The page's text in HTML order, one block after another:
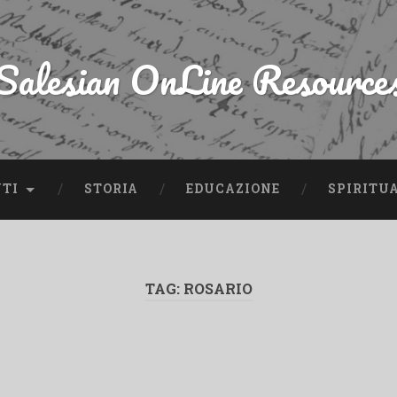
OnLine
STORIA EDUCAZIONE
TAG: ROSARIO